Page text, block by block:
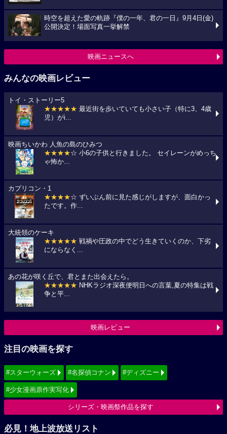
時空を超えた愛の軌跡『僕の一年、君の一日』9月4日(金)
公開決定！場面写真一挙解禁
映画ニュースへ
みんなの映画レビュー
トイ・ストーリー5
★★★★★ 最近街を歩いていても小さい子（特に3、4歳
児）がi...
映画ちいかわ 人魚の島のひみつ
★★★★☆ 小6の子供と行きました。 セイレーンがめっち
ゃ怖か...
カプリコン・1
★★★★☆ ずいぶん前に見た感じがしますが、面白かっ
たです。作...
大統領のケーキ
★★★★★ 戦禍や圧政の中でどう生きていくのか、下劣
にならなく...
あの花が咲く丘で、君とまた出会えたら。
★★★★★ NHKラジオ深夜便明日への言葉,夏の特集は戦
争と平...
映画レビュー
注目の映画を探す
#スターウォーズ #名探偵コナン #ディズニー
#少女漫画原作実写化
シリーズ・映画祭作品を探す
必見！地上波放送リスト